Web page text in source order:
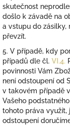
skutečnost
došlo k závadě na
a vstupu do zásilky,
převzít.
5. V případě, kdy
případů dle čl. VI.4.
povinnosti Vám
není odstoupení od
v takovém případě
Vašeho
tohoto práva využít,
odstoupení